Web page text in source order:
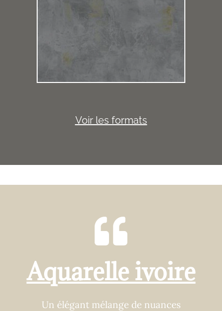
Voir les formats
Aquarelle ivoire
Un élégant mélange de nuances